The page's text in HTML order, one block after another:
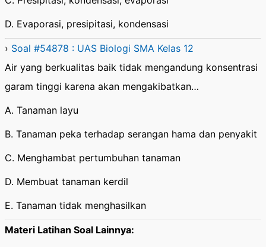
D. Evaporasi, presipitasi, kondensasi
› Soal #54878 : UAS Biologi SMA Kelas 12
Air yang berkualitas baik tidak mengandung konsentrasi
garam tinggi karena akan mengakibatkan…
A. Tanaman layu
B. Tanaman peka terhadap serangan hama dan penyakit
C. Menghambat pertumbuhan tanaman
D. Membuat tanaman kerdil
E. Tanaman tidak menghasilkan
Materi Latihan Soal Lainnya: